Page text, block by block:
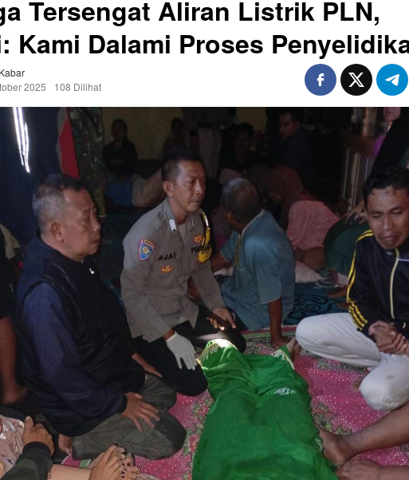
Tersengat Aliran Listrik PLN,
Kami Dalami Proses
2025
108 Dilihat